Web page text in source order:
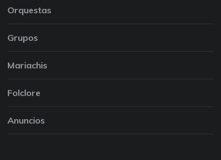
Orquestas
Grupos
Mariachis
Folclore
Anuncios